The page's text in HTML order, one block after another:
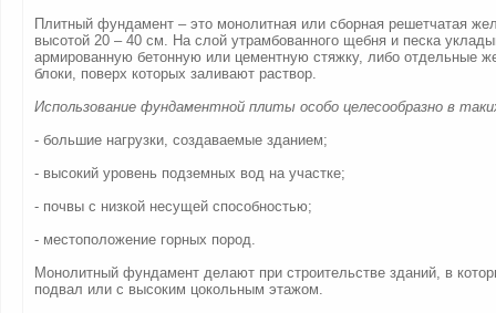
Плитный фундамент – это монолитная или сборная решетчатая
высотой 20 – 40 см. На слой утрамбованного щебня и песка
армированную бетонную или цементную стяжку, либо отдельные
блоки, поверх которых заливают раствор.
Использование фундаментной плиты особо целесообразно в
- большие нагрузки, создаваемые зданием;
- высокий уровень подземных вод на участке;
- почвы с низкой несущей способностью;
- местоположение горных пород.
Монолитный фундамент делают при строительстве зданий, в
подвал или с высоким цокольным этажом.